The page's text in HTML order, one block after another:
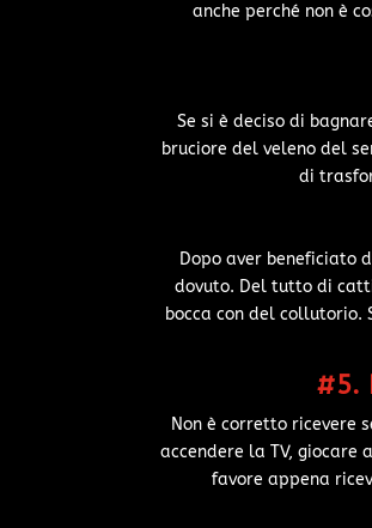
anche perché non è
Se si è deciso di
bruciore del veleno del
di
Dopo aver beneficiato
dovuto. Del tutto di
bocca con del collutorio.
#5.
Non è corretto ricevere
accendere la TV,
favore appena